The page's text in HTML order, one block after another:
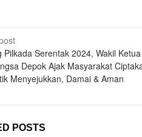
Pilkada Serentak 2024, Wakil Ketua
Depok Ajak Masyarakat
Menyejukkan, Damai & Aman
POSTS